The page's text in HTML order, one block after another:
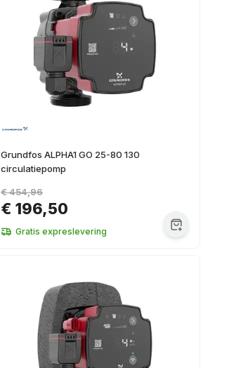
Grundfos ALPHA1 GO 25-80 130
circulatiepomp
€ 196,50
€ 454,96
Gratis expreslevering